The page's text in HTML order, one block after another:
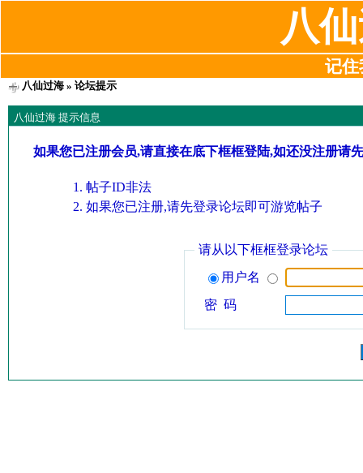
八
记住
八仙过海» 论坛提示
八仙过海 提示信息
如果您已注册会员,请直接在底下框框登陆,如还没注册请
帖子ID非法
如果您已注册,请先登录论坛即可游览帖子
请从以下框框登录论坛
用户名
密 码